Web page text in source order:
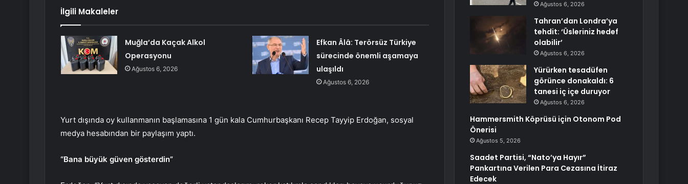
İlgili Makaleler
Muğla’da Kaçak Alkol
Operasyonu
Ağustos 6, 2026
Efkan Âlâ: Terörsüz Türkiye
sürecinde önemli aşamaya
ulaşıldı
Ağustos 6, 2026
Yurt dışında oy kullanmanın başlamasına 1 gün kala Cumhurbaşkanı Recep Tayyip Erdoğan, sosyal
medya hesabından bir paylaşım yaptı.
“Bana büyük güven gösterdin”
Ağustos 6, 2026
Tahran’dan Londra’ya
tehdit: ‘Üsleriniz hedef
olabilir’
Ağustos 6, 2026
Yürürken tesadüfen
görünce donakaldı: 6
tanesi iç içe duruyor
Ağustos 6, 2026
Hammersmith Köprüsü için Otonom Pod
Önerisi
Ağustos 5, 2026
Saadet Partisi, “Nato’ya Hayır”
Pankartına Verilen Para Cezasına İtiraz
Edecek